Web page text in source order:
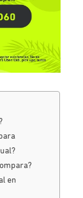
en